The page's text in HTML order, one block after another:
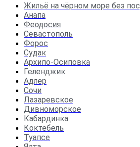
Жильё на чёрном море без
Анапа
Феодосия
Севастополь
Форос
Судак
Архипо-Осиповка
Геленджик
Адлер
Сочи
Лазаревское
Дивноморское
Кабардинка
Коктебель
Туапсе